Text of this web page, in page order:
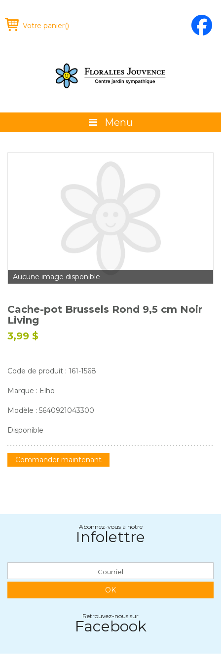
Votre panier()
Menu
La boutique
Promotions et évènements
Calendrier horticole
Emplois
Service à la clientèle
Nous joindre
Aucune image disponible
Cache-pot Brussels Rond 9,5 cm Noir
Living
3,99 $
Code de produit : 161-1568
Marque : Elho
Modèle : 5640921043300
Disponible
Commander maintenant
Abonnez-vous à notre
Infolettre
OK
Retrouvez-nous sur
Facebook